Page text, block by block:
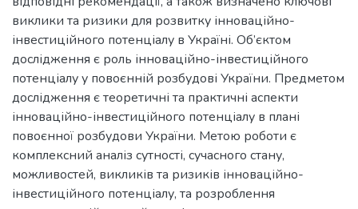
виклики та ризики для розвитку інноваційно-
інвестиційного потенціалу в Україні. Об’єктом
дослідження є роль інноваційно-інвестиційного
потенціалу у повоєнній розбудові України. Предметом
дослідження є теоретичні та практичні аспекти
інноваційно-інвестиційного потенціалу в плані
повоєнної розбудови України. Метою роботи є
комплексний аналіз сутності, сучасного стану,
можливостей, викликів та ризиків інноваційно-
інвестиційного потенціалу, та розроблення